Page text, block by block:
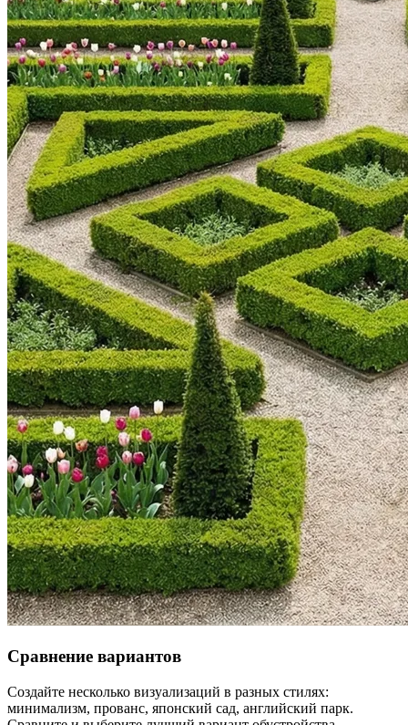
Сравнение вариантов
Создайте несколько визуализаций в разных стилях:
минимализм, прованс, японский сад, английский парк.